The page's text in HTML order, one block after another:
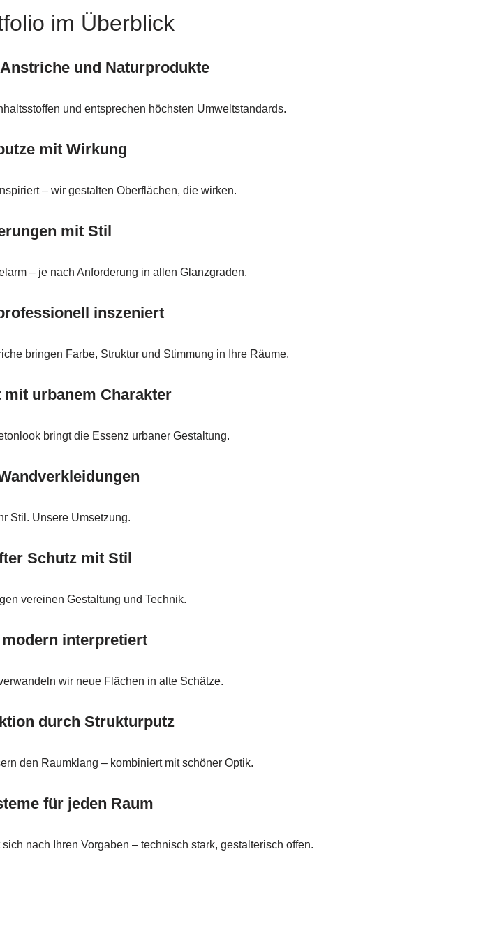
im Überblick
und Naturprodukte
und entsprechen höchsten Umweltstandards.
mit Wirkung
– wir gestalten Oberflächen, die wirken.
mit Stil
– je nach Anforderung in allen Glanzgraden.
inszeniert
bringen Farbe, Struktur und Stimmung in Ihre Räume.
urbanem Charakter
bringt die Essenz urbaner Gestaltung.
Stil. Unsere Umsetzung.
Schutz mit Stil
vereinen Gestaltung und Technik.
interpretiert
wir neue Flächen in alte Schätze.
durch Strukturputz
den Raumklang – kombiniert mit schöner Optik.
für jeden Raum
nach Ihren Vorgaben – technisch stark, gestalterisch offen.